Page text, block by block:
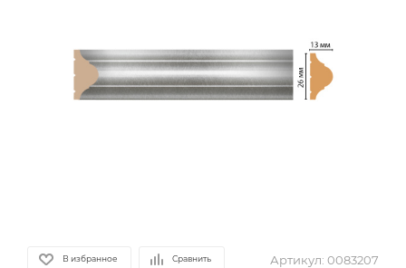
В избранное Сравнить Артикул: 0083207